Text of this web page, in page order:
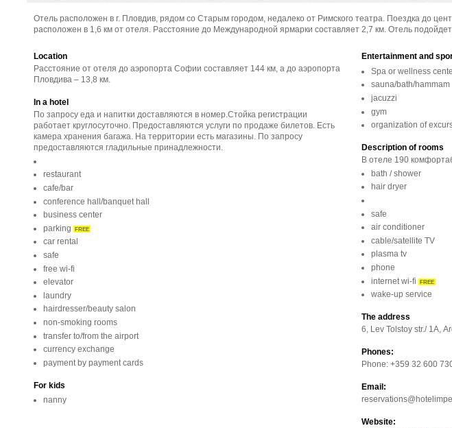
Отель расположен в г. Пловдив, рядом со Старым городом, недалеко от Римского театра. Поездка до
расположен в 1,6 км от отеля. Расстояние до Международной ярмарки составляет 2,7 км. Отель
Location
Расстояние от отеля до аэропорта Софии составляет 144 км, а до аэропорта
Пловдива – 13,8 км.
In a hotel
По запросу еда и напитки доставляются в номер.Стойка регистрации
работает круглосуточно. Предоставляются услуги по продаже билетов. Есть
камера хранения багажа. На территории есть магазины. По запросу
предоставляются гладильные принадлежности.
restaurant
cafe/bar
conference hall/banquet hall
business center
parking FREE
car rental
safe
free wi-fi
elevator
laundry
hairdresser/beauty salon
non-smoking rooms
transfer to/from the airport
currency exchange
payment by payment cards
For kids
nanny
Entertainment and
Spa or wellness
sauna/bath/hammam
jacuzzi
gym
organization of
Description of rooms
В отеле 190
bath / shower
hair dryer
safe
air conditioner
cable/satellite TV
plasma tv
phone
internet wi-fi FREE
wake-up service
The address
6, Lev Tolstoy str./ 1A,
Phones:
Phone: +359 32 600
Email:
Website: